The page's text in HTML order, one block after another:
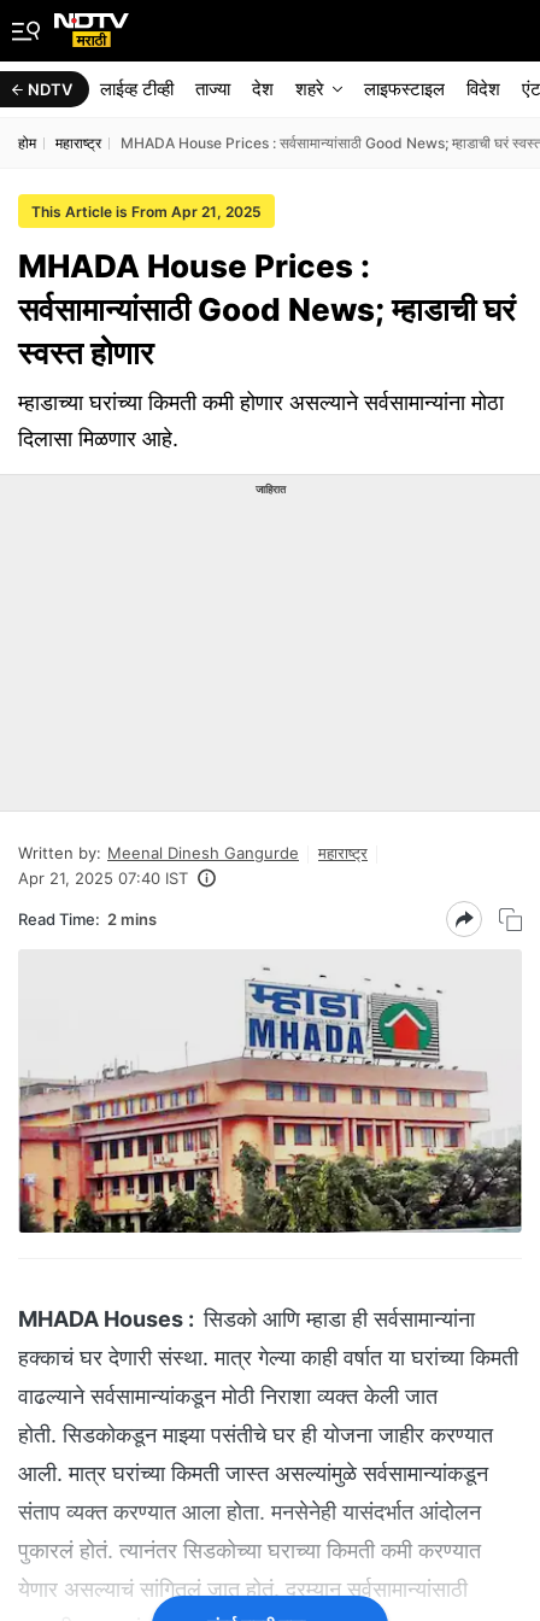
NDTV लाईव्ह टीव्ही ताज्या देश शहरे लाइफस्टाइल विदेश
होम महाराष्ट्र MHADA House Prices : सर्वसामान्यांसाठी Good News; म्हाडाची घरं स्वस्त
This Article is From Apr 21, 2025
MHADA House Prices :
सर्वसामान्यांसाठी Good News; म्हाडाची घरं
स्वस्त होणार
म्हाडाच्या घरांच्या किमती कमी होणार असल्याने सर्वसामान्यांना मोठा
दिलासा मिळणार आहे.
जाहिरात
Written by: Meenal Dinesh Gangurde
महाराष्ट्र
Apr 21, 2025 07:40 IST
Read Time: 2 mins
MHADA Houses :सिडको आणि म्हाडा ही सर्वसामान्यांना
हक्काचं घर देणारी संस्था. मात्र गेल्या काही वर्षात या घरांच्या किमती
वाढल्याने सर्वसामान्यांकडून मोठी निराशा व्यक्त केली जात
होती. सिडकोकडून माझ्या पसंतीचे घर ही योजना जाहीर करण्यात
आली. मात्र घरांच्या किमती जास्त असल्यांमुळे सर्वसामान्यांकडून
संताप व्यक्त करण्यात आला होता. मनसेनेही यासंदर्भात आंदोलन
पुकारलं होतं. त्यानंतर सिडकोच्या घराच्या किमती कमी करण्यात
येणार असल्याचं सांगितलं जात होतं. दरम्यान सर्वसामान्यांसाठी